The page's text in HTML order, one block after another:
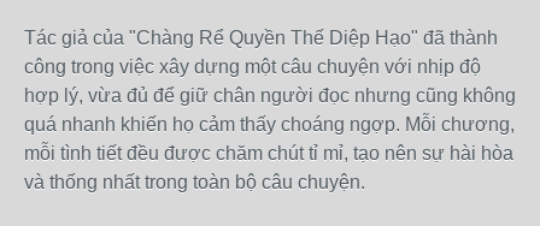
Tác giả của "Chàng Rể Quyền Thế Diệp Hạo" đã thành
công trong việc xây dựng một câu chuyện với nhịp độ
hợp lý, vừa đủ để giữ chân người đọc nhưng cũng không
quá nhanh khiến họ cảm thấy choáng ngợp. Mỗi chương,
mỗi tình tiết đều được chăm chút tỉ mỉ, tạo nên sự hài hòa
và thống nhất trong toàn bộ câu chuyện.